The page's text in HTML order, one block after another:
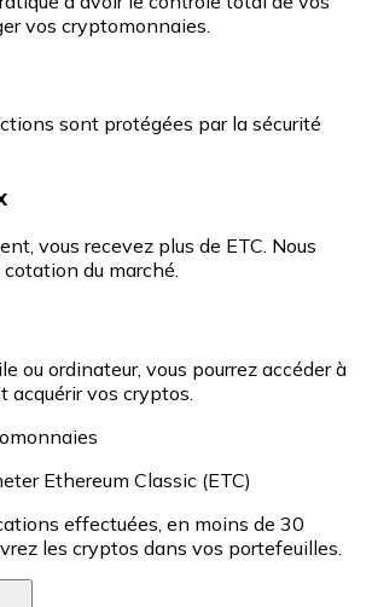
vos cryptomonnaies.
sont protégées par la sécurité
vous recevez plus de ETC. Nous
du marché.
ou ordinateur, vous pourrez accéder à
acquérir vos cryptos.
Ethereum Classic (ETC)
effectuées, en moins de 30
les cryptos dans vos portefeuilles.